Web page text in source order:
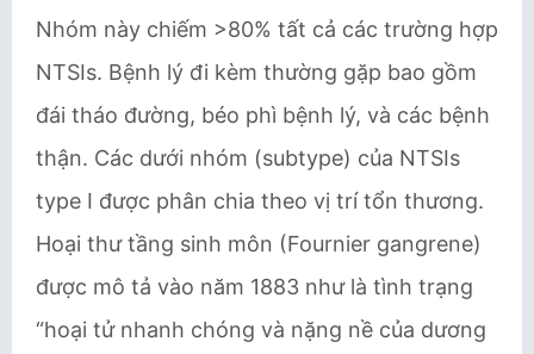
Nhóm này ​chiếm >80% tất cả các trường hợp
NTSIs​. Bệnh lý đi kèm thường gặp bao gồm
đái tháo đường, béo phì bệnh lý, và các bệnh
thận. Các dưới nhóm (subtype) của NTSIs
type I được phân chia theo vị trí tổn thương.
Hoại thư tầng sinh môn ​(​Fournier gangrene​)
được mô tả vào năm 1883 như là tình trạng
“hoại tử nhanh chóng và nặng nề của dương